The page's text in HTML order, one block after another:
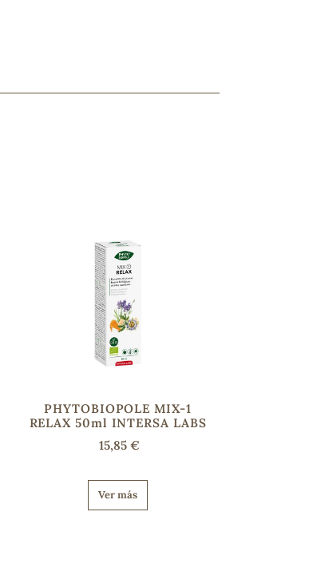
lo encontraremos
PHYTOBIOPOLE MIX-1
RELAX 50ml INTERSA LABS
15,85 €
Ver más